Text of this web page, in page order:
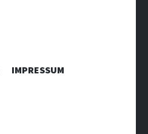
IMPRESSUM